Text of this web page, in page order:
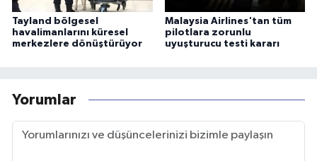
Tayland bölgesel
havalimanlarını küresel
merkezlere dönüştürüyor
Malaysia Airlines'tan tüm
pilotlara zorunlu
uyuşturucu testi kararı
Yorumlar